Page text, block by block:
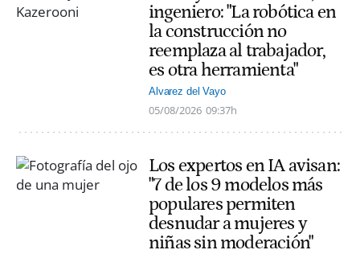
ingeniero: "La robótica en
la construcción no
reemplaza al trabajador,
es otra herramienta"
Alvarez del Vayo
05/08/2026 09:37h
Los expertos en IA avisan:
"7 de los 9 modelos más
populares permiten
desnudar a mujeres y
niñas sin moderación"